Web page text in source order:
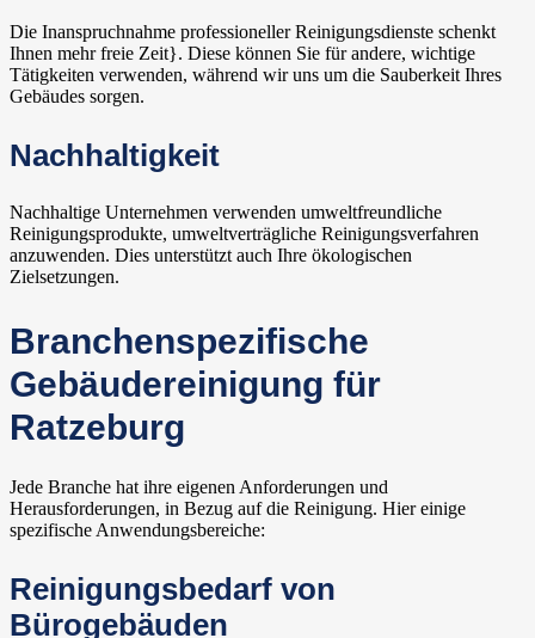
Die Inanspruchnahme professioneller Reinigungsdienste schenkt
Ihnen mehr freie Zeit}. Diese können Sie für andere, wichtige
Tätigkeiten verwenden, während wir uns um die Sauberkeit Ihres
Gebäudes sorgen.
Nachhaltigkeit
Nachhaltige Unternehmen verwenden umweltfreundliche
Reinigungsprodukte, umweltverträgliche Reinigungsverfahren
anzuwenden. Dies unterstützt auch Ihre ökologischen
Zielsetzungen.
Branchenspezifische
Gebäudereinigung für
Ratzeburg
Jede Branche hat ihre eigenen Anforderungen und
Herausforderungen, in Bezug auf die Reinigung. Hier einige
spezifische Anwendungsbereiche:
Reinigungsbedarf von
Bürogebäuden